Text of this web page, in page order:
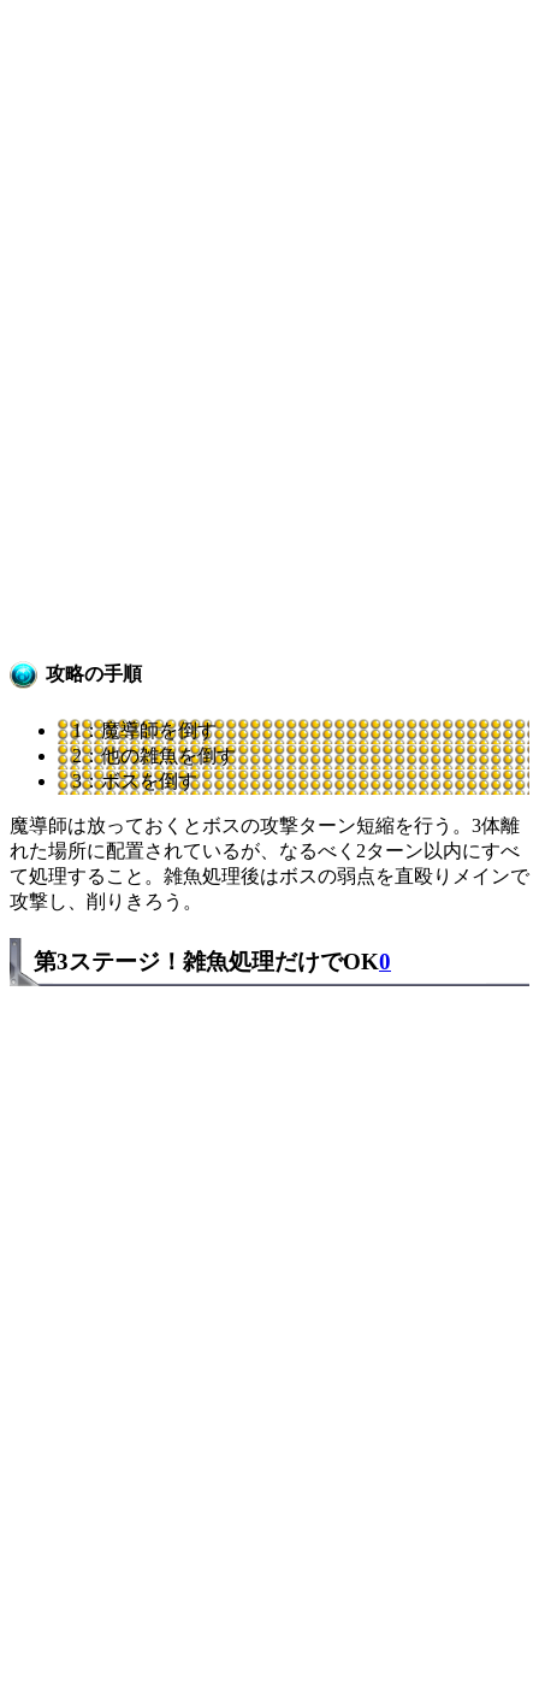
攻略の手順
1：魔導師を倒す
2：他の雑魚を倒す
3：ボスを倒す
魔導師は放っておくとボスの攻撃ターン短縮を行う。3体離
れた場所に配置されているが、なるべく2ターン以内にすべ
て処理すること。雑魚処理後はボスの弱点を直殴りメインで
攻撃し、削りきろう。
第3ステージ！雑魚処理だけでOK0